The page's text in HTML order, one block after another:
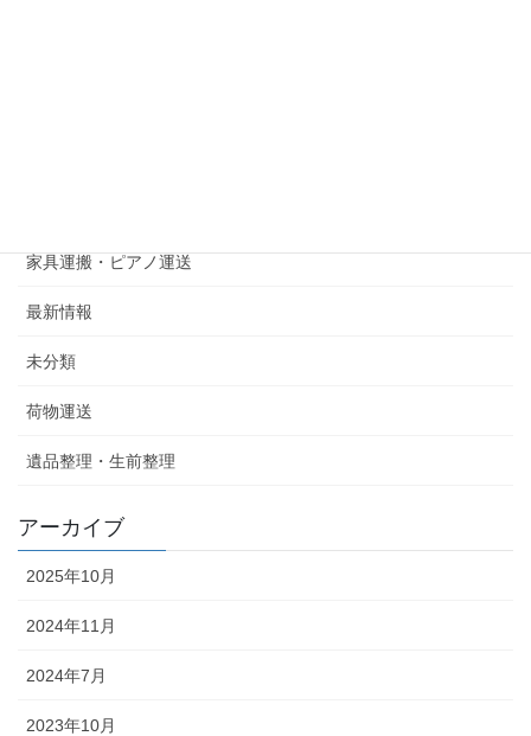
家具運搬・ピアノ運送
最新情報
未分類
荷物運送
遺品整理・生前整理
アーカイブ
2025年10月
2024年11月
2024年7月
2023年10月